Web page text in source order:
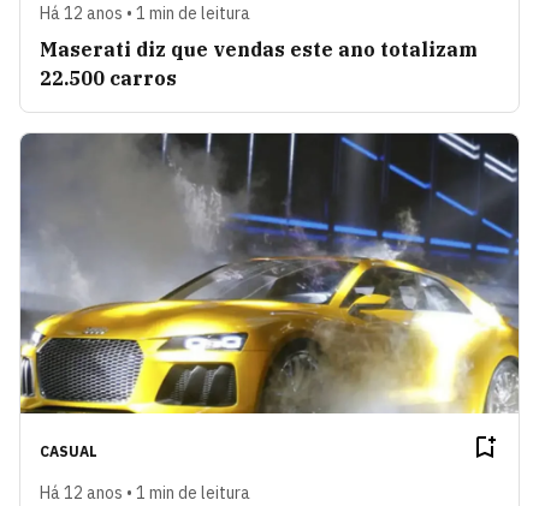
Há 12 anos • 1 min de leitura
Maserati diz que vendas este ano totalizam
22.500 carros
CASUAL
Há 12 anos • 1 min de leitura